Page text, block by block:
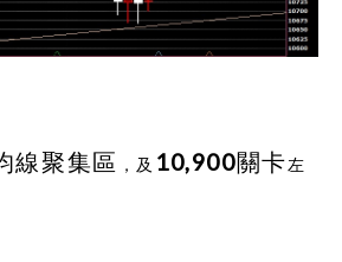
線聚集區 ，及 10,900關卡左